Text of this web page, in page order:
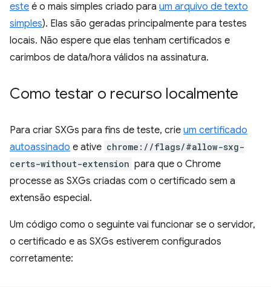
este é o mais simples criado para um arquivo de texto
simples). Elas são geradas principalmente para testes
locais. Não espere que elas tenham certificados e
carimbos de data/hora válidos na assinatura.
Como testar o recurso localmente
Para criar SXGs para fins de teste, crie um certificado
autoassinado e ative chrome://flags/#allow-sxg-
certs-without-extension para que o Chrome
processe as SXGs criadas com o certificado sem a
extensão especial.
Um código como o seguinte vai funcionar se o servidor,
o certificado e as SXGs estiverem configurados
corretamente: